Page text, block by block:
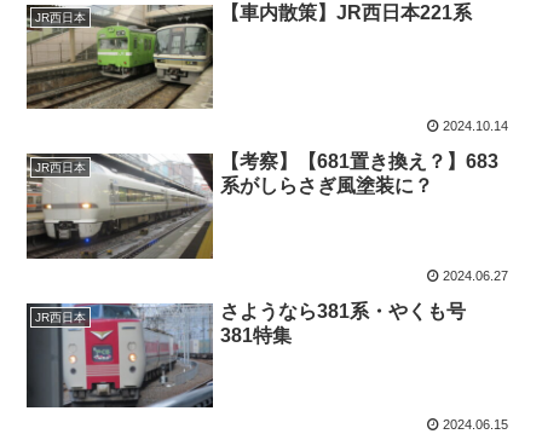
JR西日本 【車内散策】JR西日本221系
2024.10.14
JR西日本
【考察】【681置き換え？】683
系がしらさぎ風塗装に？
2024.06.27
JR西日本
さようなら381系・やくも号
381特集
2024.06.15